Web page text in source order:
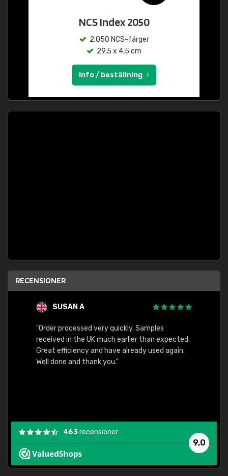
NCS Index 2050
2.050 NCS-färger
29,5 x 4,5 cm
Info / beställning
RECENSIONER
SUSAN A
"Order processed very quickly. Samples
received in the UK much earlier than expected.
Great efficiency and have already used again.
Well done and thank you."
9,0
463recensioner